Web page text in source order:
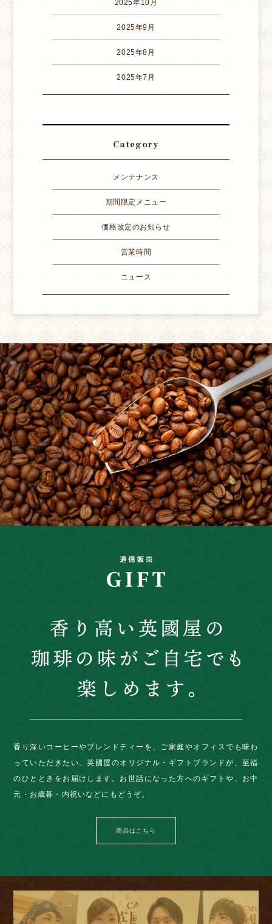
2025年10月
2025年9月
2025年8月
2025年7月
Category
メンテナンス
期間限定メニュー
価格改定のお知らせ
営業時間
ニュース
香り深いコーヒーやブレンドティーを、ご家庭やオフィスでも味わ
っていただきたい。英國屋のオリジナル・ギフトブランドが、至福
のひとときをお届けします。お世話になった方へのギフトや、お中
元・お歳暮・内祝いなどにもどうぞ。
商品はこちら